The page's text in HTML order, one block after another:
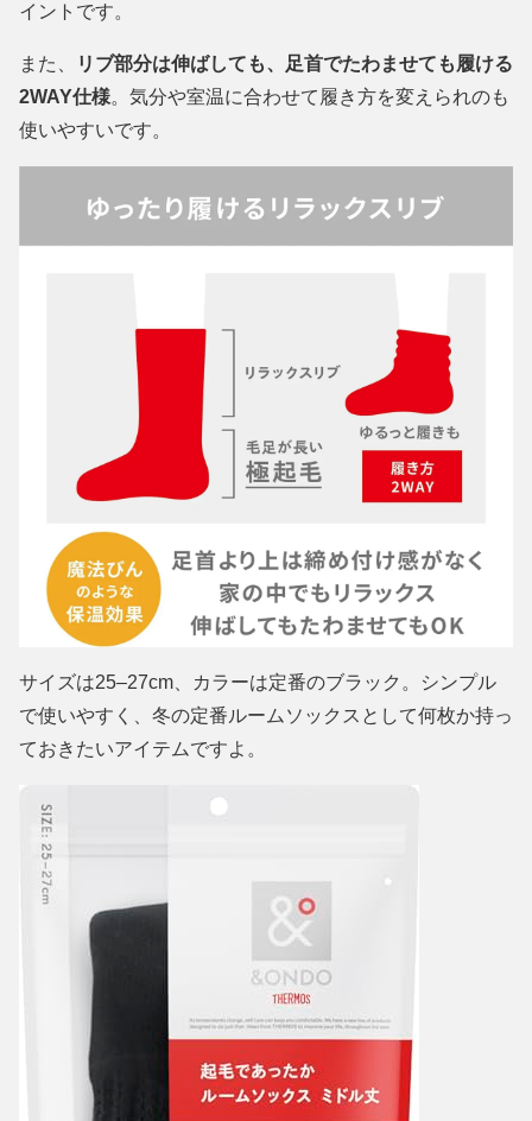
イントです。
また、
リブ部分は伸ばしても、足首でたわませても履ける
2WAY仕様。気分や室温に合わせて履き方を変えられのも
使いやすいです。
サイズは25–27cm、カラーは定番のブラック。シンプル
で使いやすく、冬の定番ルームソックスとして何枚か持っ
ておきたいアイテムですよ。